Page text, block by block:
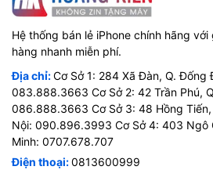
Hệ thống bán lẻ iPhone chính hãng
hàng nhanh miễn phí.
Địa chỉ:Cơ Sở 1: 284 Xã Đàn, Q. Đống
083.888.3663 Cơ Sở 2: 42 Trần Phú,
086.888.3663 Cơ Sở 3: 48 Hồng Tiến,
Nội: 090.896.3993 Cơ Sở 4: 403 Ngô
Minh: 0707.678.707
Điện thoại:0813600999